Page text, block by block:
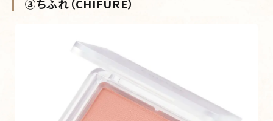
③ちふれ（CHIFURE）